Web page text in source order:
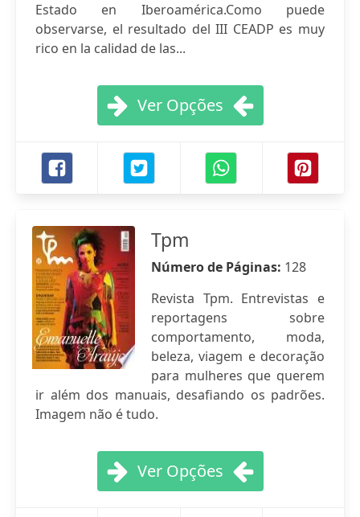
Estado en Iberoamérica.Como puede
observarse, el resultado del III CEADP es muy
rico en la calidad de las...
Ver Opções
Tpm
Número de Páginas: 128
Revista Tpm. Entrevistas e
reportagens sobre
comportamento, moda,
beleza, viagem e decoração
para mulheres que querem
ir além dos manuais, desafiando os padrões.
Imagem não é tudo.
Ver Opções